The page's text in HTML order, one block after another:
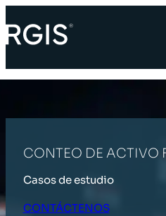
CONTEO DE ACTIVO
Casos de estudio
CONTÁCTENOS